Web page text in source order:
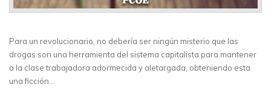
Para un revolucionario, no debería ser ningún misterio que las
drogas son una herramienta del sistema capitalista para mantener
a la clase trabajadora adormecida y aletargada, obteniendo esta
una ficción…